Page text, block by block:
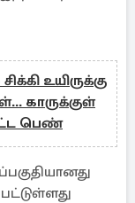
உயிருக்கு
காருக்குள்
பெண்